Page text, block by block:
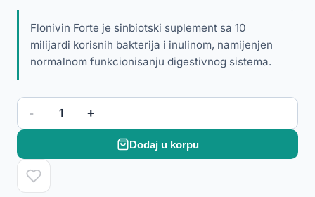
Flonivin Forte je sinbiotski suplement sa 10
milijardi korisnih bakterija i inulinom, namijenjen
normalnom funkcionisanju digestivnog sistema.
- 1 +
Dodaj u korpu